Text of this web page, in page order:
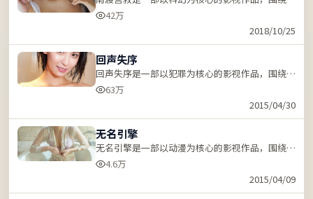
机、反转与人物成长展开，节奏紧凑，支持站内关
42万
2018/10/25
回声失序
回声失序是一部以犯罪为核心的影视作品，围绕危
机、反转与人物成长展开，节奏紧凑，支持站内关
63万
2015/04/30
无名引擎
无名引擎是一部以动漫为核心的影视作品，围绕危
机、反转与人物成长展开，节奏紧凑，支持站内关
4.6万
2015/04/09